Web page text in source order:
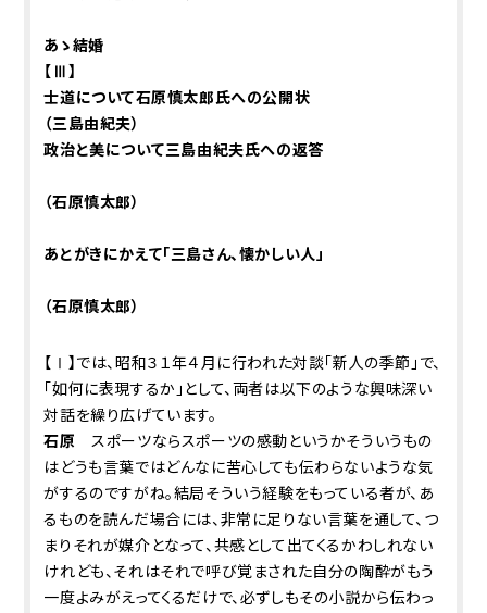
あゝ結婚
【Ⅲ】
士道について――石原慎太郎氏への公開状
（三島由紀夫）
政治と美について――三島由紀夫氏への返答
（石原慎太郎）
あとがきにかえて「三島さん、懐かしい人」
（石原慎太郎）
【Ⅰ】では、昭和３１年４月に行われた対談「新人の季節」で、
「如何に表現するか」として、両者は以下のような興味深い
対話を繰り広げています。
石原 スポーツならスポーツの感動というかそういうもの
はどうも言葉ではどんなに苦心しても伝わらないような気
がするのですがね。結局そういう経験をもっている者が、あ
るものを読んだ場合には、非常に足りない言葉を通して、つ
まりそれが媒介となって、共感として出てくるかわしれない
けれども、それはそれで呼び覚まされた自分の陶酔がもう
一度よみがえってくるだけで、必ずしもその小説から伝わっ